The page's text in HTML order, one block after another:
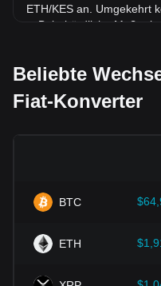
ETH/KES an. Umgekehrt
z. B. behördliche
Vorschriften, die
können das Vertrauen
oder zu strenge
Kryptowährungen
Wirtschaftliche
wie Inflationsraten,
Beliebte
Fiat-Konverter
BTC
ETH